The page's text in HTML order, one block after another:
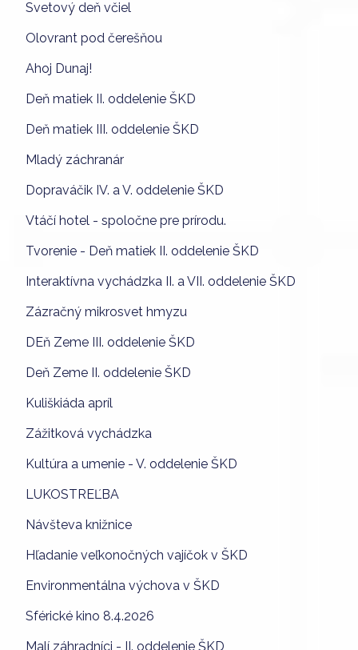
Svetový deň včiel
Olovrant pod čerešňou
Ahoj Dunaj!
Deň matiek II. oddelenie ŠKD
Deň matiek III. oddelenie ŠKD
Mladý záchranár
Dopraváčik IV. a V. oddelenie ŠKD
Vtáčí hotel - spoločne pre prírodu.
Tvorenie - Deň matiek II. oddelenie ŠKD
Interaktívna vychádzka II. a VII. oddelenie ŠKD
Zázračný mikrosvet hmyzu
DEň Zeme III. oddelenie ŠKD
Deň Zeme II. oddelenie ŠKD
Kuliškiáda apríl
Zážitková vychádzka
Kultúra a umenie - V. oddelenie ŠKD
LUKOSTREĽBA
Návšteva knižnice
Hľadanie veľkonočných vajíčok v ŠKD
Environmentálna výchova v ŠKD
Sférické kino 8.4.2026
Malí záhradníci - II. oddelenie ŠKD